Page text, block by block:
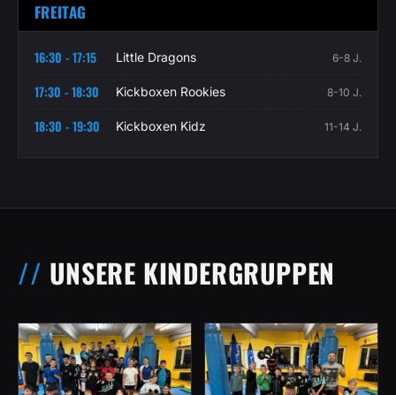
FREITAG
16:30 - 17:15 Little Dragons 6-8 J.
17:30 - 18:30 Kickboxen Rookies 8-10 J.
18:30 - 19:30 Kickboxen Kidz 11-14 J.
UNSERE KINDERGRUPPEN